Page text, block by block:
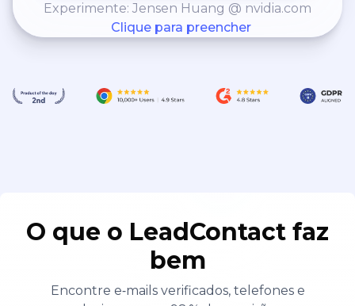
Experimente: Jensen Huang @ nvidia.com
Clique para preencher
O que o LeadContact faz
bem
Encontre e‑mails verificados, telefones e